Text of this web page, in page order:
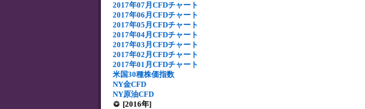
2017年07月CFDチャート
2017年06月CFDチャート
2017年05月CFDチャート
2017年04月CFDチャート
2017年03月CFDチャート
2017年02月CFDチャート
2017年01月CFDチャート
米国30種株価指数
NY金CFD
NY原油CFD
[2016年]